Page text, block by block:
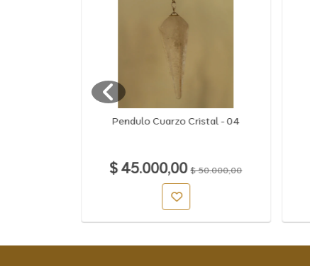
Pendulo Cuarzo Cristal - 04
$ 45.000,00$ 50.000,00